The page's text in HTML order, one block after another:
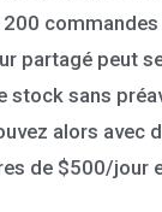
commandes
partagé peut
stock sans
alors avec
de $500/jour